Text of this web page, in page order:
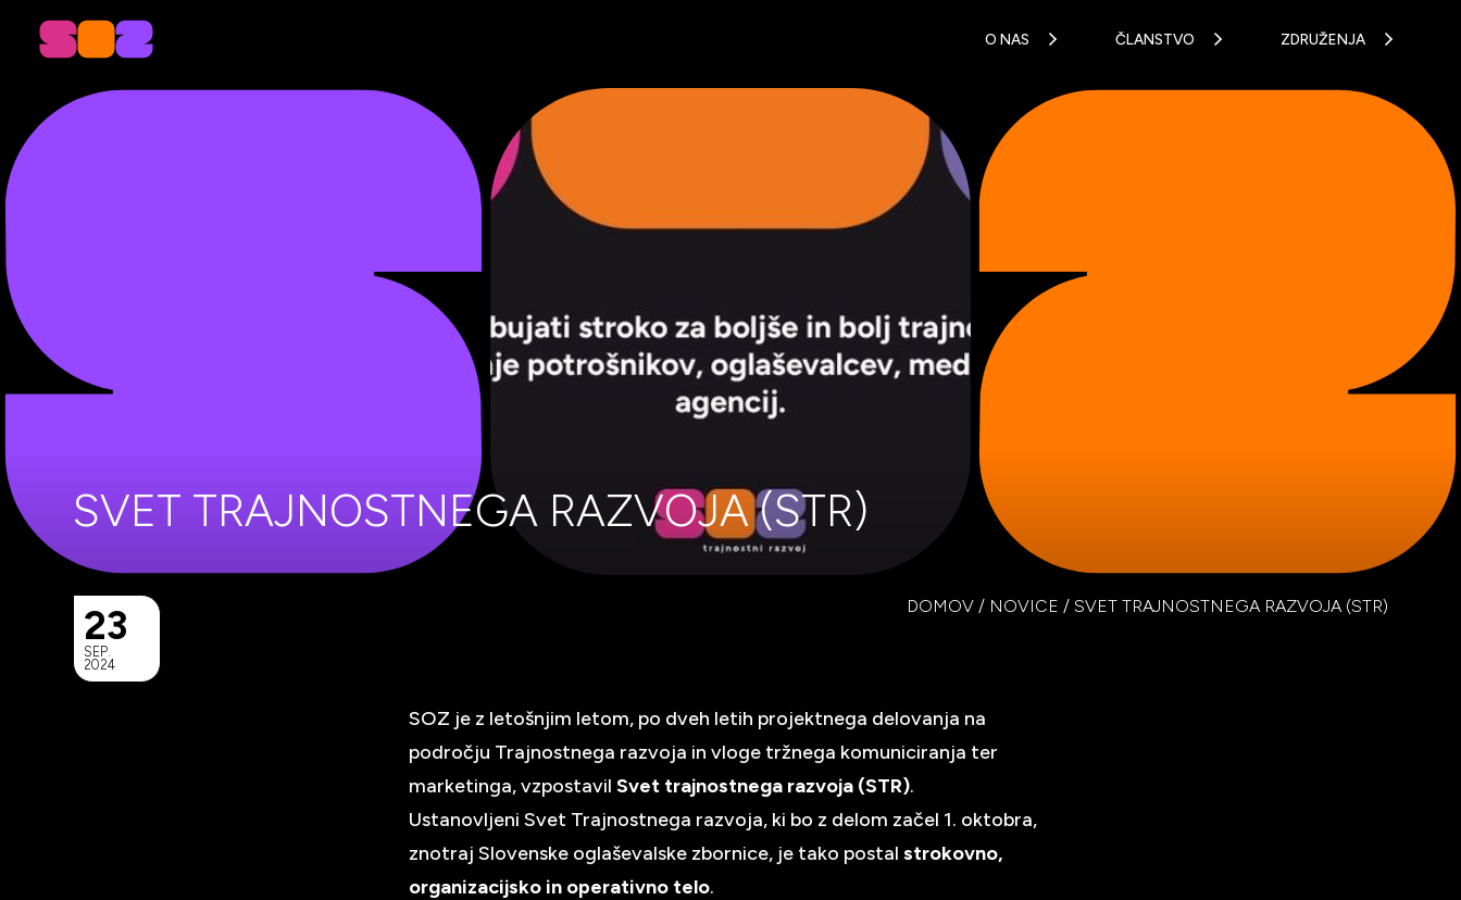
O NAS ČLANSTVO ZDRUŽENJA
SVET TRAJNOSTNEGA RAZVOJA (STR)
23
SEP.
2024
DOMOV/ NOVICE / SVET TRAJNOSTNEGA RAZVOJA (STR)
SOZ je z letošnjim letom, po dveh letih projektnega delovanja na
področju Trajnostnega razvoja in vloge tržnega komuniciranja ter
marketinga, vzpostavilSvet trajnostnega razvoja (STR).
Ustanovljeni Svet Trajnostnega razvoja, ki bo z delom začel 1. oktobra,
znotraj Slovenske oglaševalske zbornice, je tako postalstrokovno,
organizacijsko in operativno telo.